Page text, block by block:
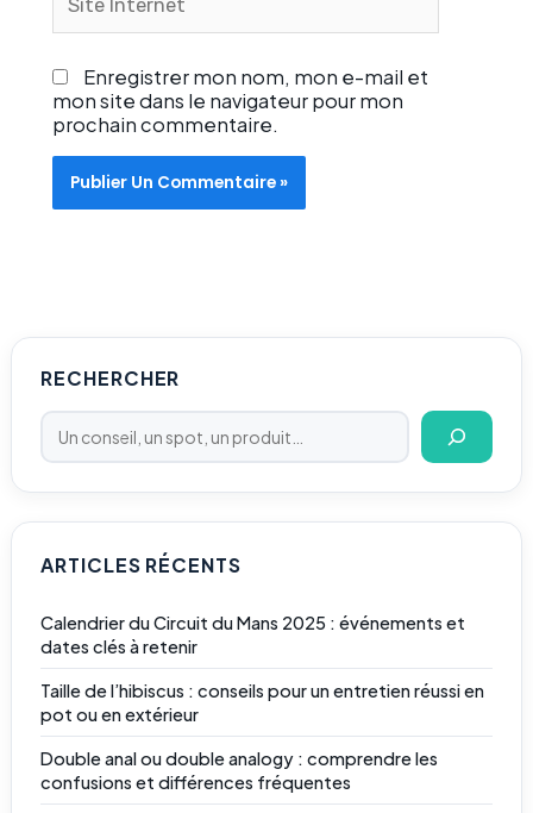
Internet
Enregistrer mon nom, mon e-mail et
mon site dans le navigateur pour mon
prochain commentaire.
RECHERCHER
ARTICLES RÉCENTS
Calendrier du Circuit du Mans 2025 : événements et
dates clés à retenir
Taille de l’hibiscus : conseils pour un entretien réussi en
pot ou en extérieur
Double anal ou double analogy : comprendre les
confusions et différences fréquentes